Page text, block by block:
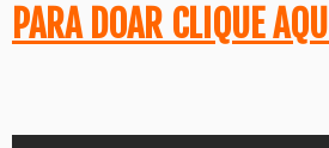
PARA DOAR CLIQUE AQUI